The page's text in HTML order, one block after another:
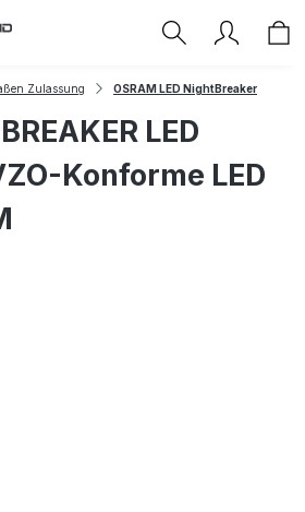
Zulassung OSRAM LED NightBreaker
LED
Konforme LED